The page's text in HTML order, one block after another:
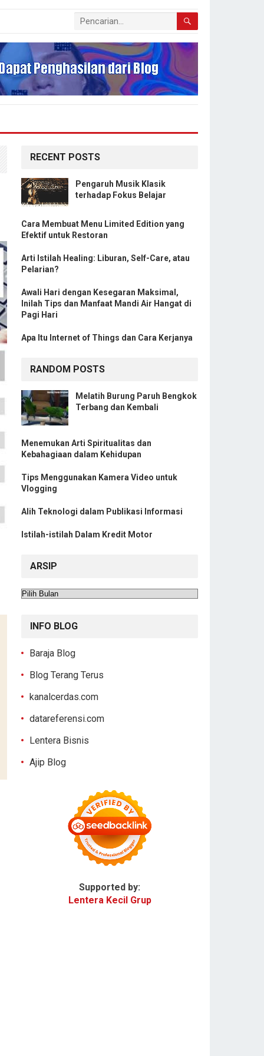
RECENT POSTS
Pengaruh Musik Klasik
terhadap Fokus Belajar
Cara Membuat Menu Limited Edition yang
Efektif untuk Restoran
Arti Istilah Healing: Liburan, Self-Care, atau
Pelarian?
Awali Hari dengan Kesegaran Maksimal,
Inilah Tips dan Manfaat Mandi Air Hangat di
Pagi Hari
Apa Itu Internet of Things dan Cara Kerjanya
RANDOM POSTS
Melatih Burung Paruh Bengkok
Terbang dan Kembali
Menemukan Arti Spiritualitas dan
Kebahagiaan dalam Kehidupan
Tips Menggunakan Kamera Video untuk
Vlogging
Alih Teknologi dalam Publikasi Informasi
Istilah-istilah Dalam Kredit Motor
ARSIP
Arsip
INFO BLOG
Baraja Blog
Blog Terang Terus
kanalcerdas.com
datareferensi.com
Lentera Bisnis
Ajip Blog
Supported by:
Lentera Kecil Grup